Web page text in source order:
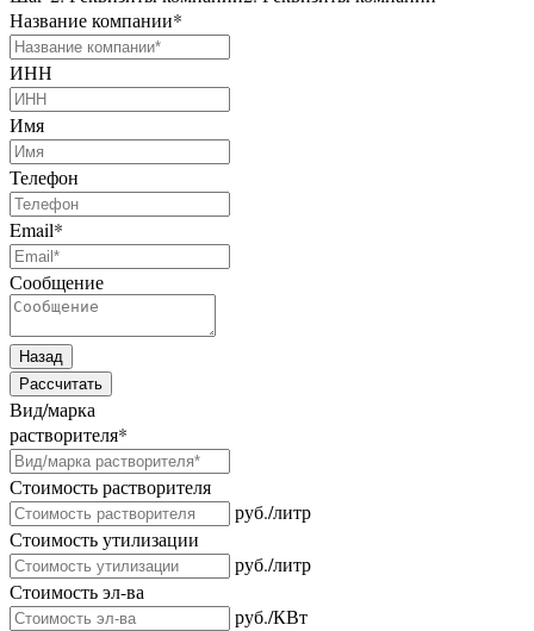
Название компании*
ИНН
Имя
Телефон
Email*
Сообщение
Назад
Рассчитать
Вид/марка
растворителя*
Стоимость растворителя
руб./литр
Стоимость утилизации
руб./литр
Стоимость эл-ва
руб./КВт